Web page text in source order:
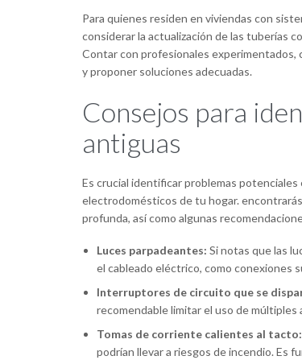
Para quienes residen en viviendas con
considerar la actualización de las tuberías
Contar con profesionales experimentados,
y proponer soluciones adecuadas.
Consejos para
antiguas
Es crucial identificar problemas
electrodomésticos de tu hogar.
profunda, así como algunas
Luces parpadeantes: Si notas que las
el cableado eléctrico, como conexiones
Interruptores de circuito que se
recomendable limitar el uso de
Tomas de corriente calientes al tacto:
podrían llevar a riesgos de incendio. Es